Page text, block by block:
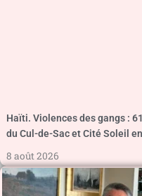
Haïti. Violences des gangs :
du Cul-de-Sac et Cité Soleil
8 août 2026